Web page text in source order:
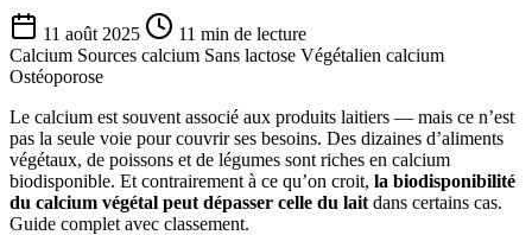
11 août 2025
11 min de lecture
Calcium Sources calcium Sans lactose Végétalien calcium
Ostéoporose
Le calcium est souvent associé aux produits laitiers — mais ce n’est
pas la seule voie pour couvrir ses besoins. Des dizaines d’aliments
végétaux, de poissons et de légumes sont riches en calcium
biodisponible. Et contrairement à ce qu’on croit, la biodisponibilité
du calcium végétal peut dépasser celle du lait dans certains cas.
Guide complet avec classement.